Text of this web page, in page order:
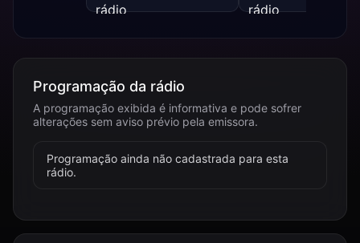
Programação da rádio
A programação exibida é informativa e pode sofrer
alterações sem aviso prévio pela emissora.
Programação ainda não cadastrada para esta
rádio.